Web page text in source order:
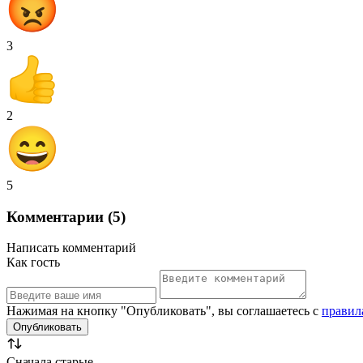
3
2
5
Комментарии (5)
Написать комментарий
Как гость
Нажимая на кнопку "Опубликовать", вы соглашаетесь с